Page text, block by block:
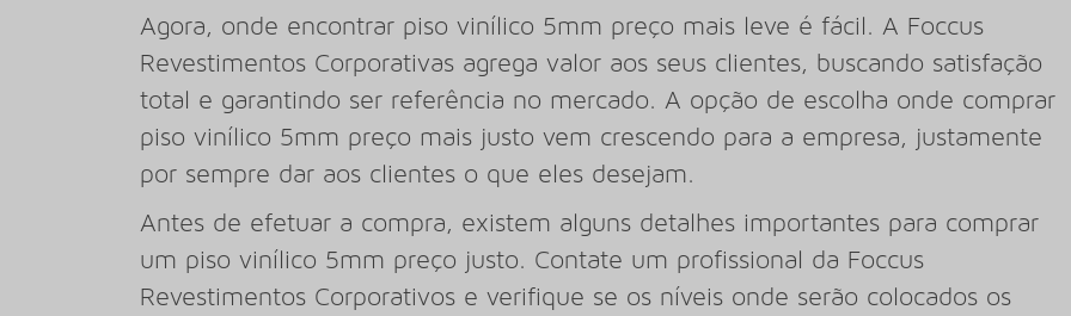
Agora, onde encontrar piso vinílico 5mm preço mais leve é fácil. A Foccus
Revestimentos Corporativas agrega valor aos seus clientes, buscando satisfação
total e garantindo ser referência no mercado. A opção de escolha onde comprar
piso vinílico 5mm preço mais justo vem crescendo para a empresa, justamente
por sempre dar aos clientes o que eles desejam.
Antes de efetuar a compra, existem alguns detalhes importantes para comprar
um piso vinílico 5mm preço justo. Contate um profissional da Foccus
Revestimentos Corporativos e verifique se os níveis onde serão colocados os